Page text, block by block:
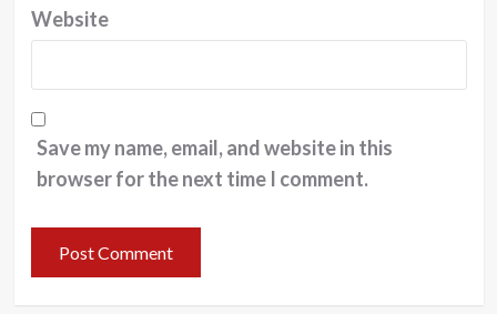
Website
Save my name, email, and website in this
browser for the next time I comment.